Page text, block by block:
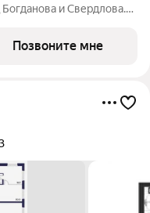
и Свердлова.
Позвоните мне